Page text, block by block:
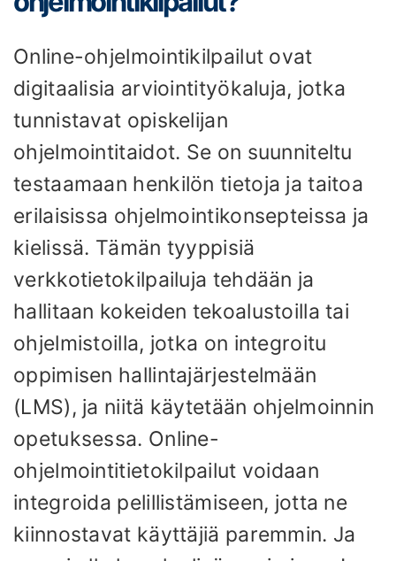
Online-ohjelmointikilpailut ovat
digitaalisia arviointityökaluja, jotka
tunnistavat opiskelijan
ohjelmointitaidot. Se on suunniteltu
testaamaan henkilön tietoja ja taitoa
erilaisissa ohjelmointikonsepteissa ja
kielissä. Tämän tyyppisiä
verkkotietokilpailuja tehdään ja
hallitaan kokeiden tekoalustoilla tai
ohjelmistoilla, jotka on integroitu
oppimisen hallintajärjestelmään
(LMS), ja niitä käytetään ohjelmoinnin
opetuksessa. Online-
ohjelmointitietokilpailut voidaan
integroida pelillistämiseen, jotta ne
kiinnostavat käyttäjiä paremmin. Ja